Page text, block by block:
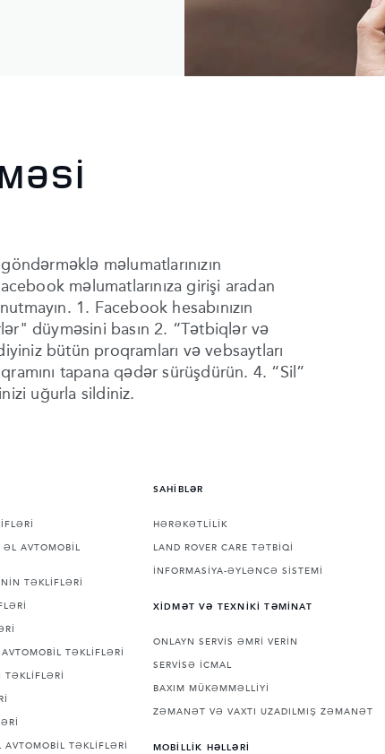
məlumatlarınızın
məlumatlarınıza girişi aradan
1. Facebook hesabınızın
düyməsini basın 2. “Tətbiqlər və
bütün proqramları və vebsaytları
tapana qədər sürüşdürün. 4. “Sil”
uğurla sildiniz.
ƏL AVTOMOBİL
TƏKLİFLƏRİ
TƏKLİFLƏRİ
TƏKLİFLƏRİ
TƏKLİFLƏRİ
SAHİBLƏR
HƏRƏKƏTLİLİK
LAND ROVER CARE TƏTBİQİ
İNFORMASİYA-ƏYLƏNCƏ SİSTEMİ
XİDMƏT VƏ TEXNİKİ TƏMİNAT
ONLAYN SERVİS ƏMRİ VERİN
SERVİSƏ İCMAL
BAXIM MÜKƏMMƏLLİYİ
ZƏMANƏT VƏ VAXTI UZADILMIŞ ZƏMANƏT
MOBİLLİK HƏLLƏRİ